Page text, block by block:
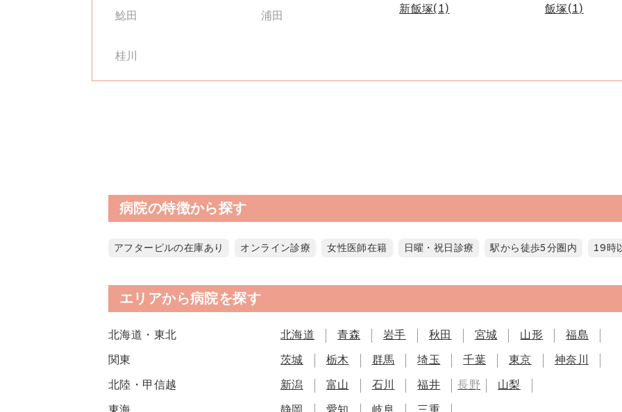
鯰田 浦田 新飯塚(1) 飯塚(1)
桂川
病院の特徴から探す
アフターピルの在庫あり オンライン診療 女性医師在籍 日曜・祝日診療 駅から徒歩5分圏内 19時
エリアから病院を探す
北海道・東北 北海道 青森 岩手 秋田 宮城 山形
福島
関東
茨城 栃木 群馬 埼玉 千葉 東京
神奈川
北陸・甲信越
新潟 富山 石川 福井 長野
山梨